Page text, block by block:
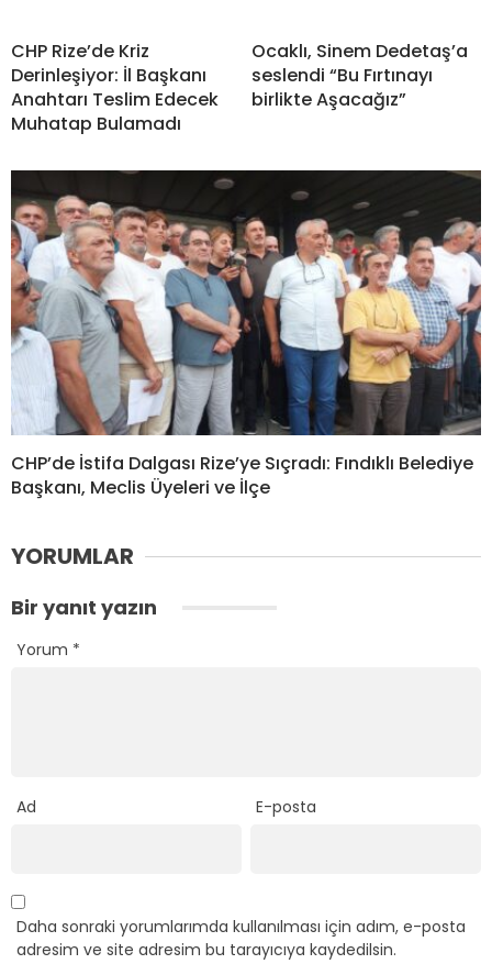
CHP Rize’de Kriz
Derinleşiyor: İl Başkanı
Anahtarı Teslim Edecek
Muhatap Bulamadı
Ocaklı, Sinem Dedetaş’a
seslendi “Bu Fırtınayı
birlikte Aşacağız”
CHP’de İstifa Dalgası Rize’ye Sıçradı: Fındıklı Belediye
Başkanı, Meclis Üyeleri ve İlçe
YORUMLAR
Bir yanıt yazın
Yorum *
Ad E-posta
Daha sonraki yorumlarımda kullanılması için adım, e-posta
adresim ve site adresim bu tarayıcıya kaydedilsin.